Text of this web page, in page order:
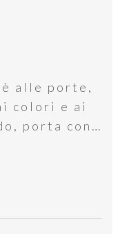
alle porte,
colori e ai
porta con…